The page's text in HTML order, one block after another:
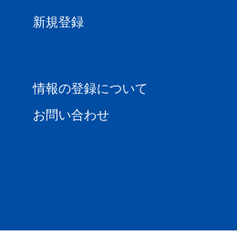
新規登録
情報の登録について
お問い合わせ